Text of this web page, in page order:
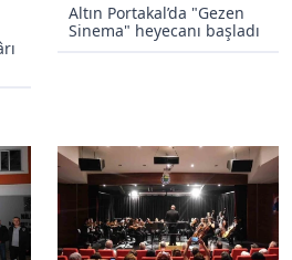
Altın Portakal’da "Gezen
Sinema" heyecanı başladı